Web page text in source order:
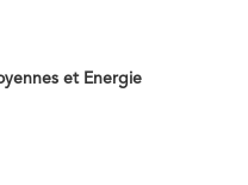
et Energie